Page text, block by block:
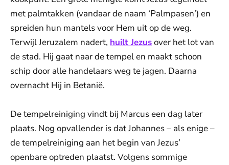
met palmtakken (vandaar de naam ‘Palmpasen’) en
spreiden hun mantels voor Hem uit op de weg.
Terwijl Jeruzalem nadert, huilt Jezusover het lot van
de stad. Hij gaat naar de tempel en maakt schoon
schip door alle handelaars weg te jagen. Daarna
overnacht Hij in Betanië.
De tempelreiniging vindt bij Marcus een dag later
plaats. Nog opvallender is dat Johannes – als enige –
de tempelreiniging aan het begin van Jezus’
openbare optreden plaatst. Volgens sommige